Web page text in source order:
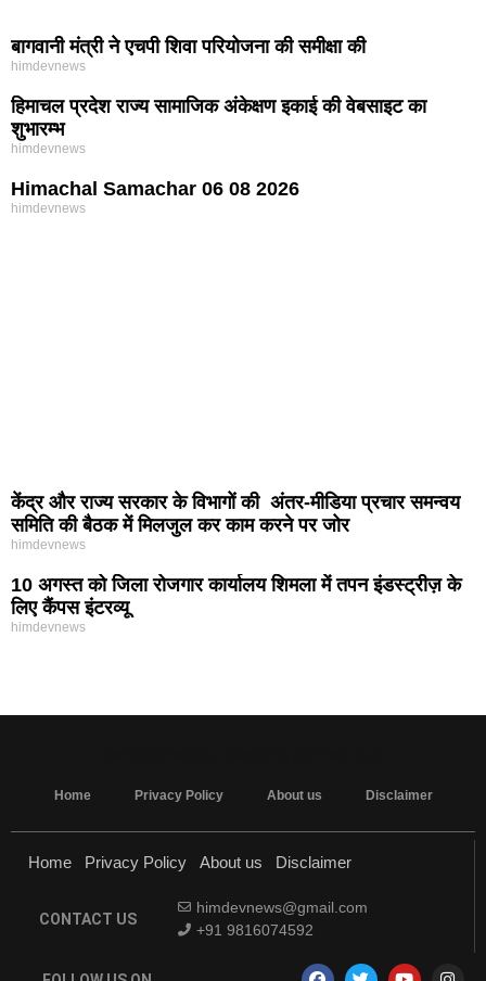
बागवानी मंत्री ने एचपी शिवा परियोजना की समीक्षा की
himdevnews
हिमाचल प्रदेश राज्य सामाजिक अंकेक्षण इकाई की वेबसाइट का
शुभारम्भ
himdevnews
Himachal Samachar 06 08 2026
himdevnews
केंद्र और राज्य सरकार के विभागों की अंतर-मीडिया प्रचार समन्वय
समिति की बैठक में मिलजुल कर काम करने पर जोर
himdevnews
10 अगस्त को जिला रोजगार कार्यालय शिमला में तपन इंडस्ट्रीज़ के
लिए कैंपस इंटरव्यू
himdevnews
Home Privacy Policy About us Disclaimer
Home Privacy Policy About us Disclaimer
CONTACT US
himdevnews@gmail.com
+91 9816074592